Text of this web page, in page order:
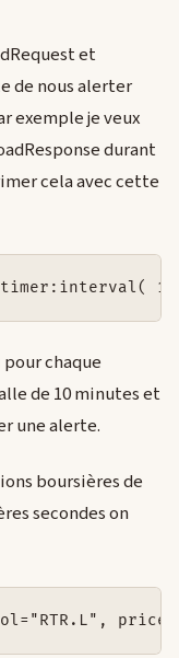
et
de nous alerter
exemple je veux
durant
cela avec cette
chaque
de 10 minutes et
une alerte.
boursières de
secondes on